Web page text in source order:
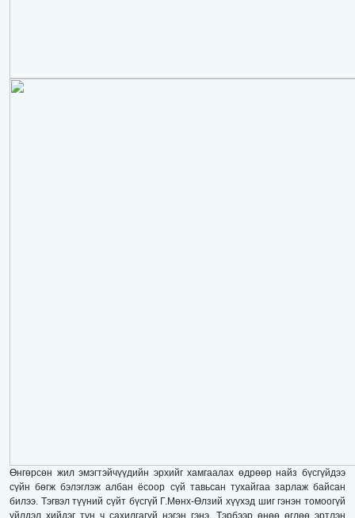
Өнгөрсөн жил эмэгтэйчүүдийн эрхийг хамгаалах өдрөөр найз бүсгүйдээ
сүйн бөгж бэлэглэж албан ёсоор сүй тавьсан тухайгаа зарлаж байсан
билээ. Тэгвэл түүний сүйт бүсгүй Г.Мөнх-Өлзий хүүхэд шиг гэнэн томоогүй